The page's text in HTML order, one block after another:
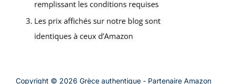
Copyright © 2026 Grèce authentique - Partenaire Amazon